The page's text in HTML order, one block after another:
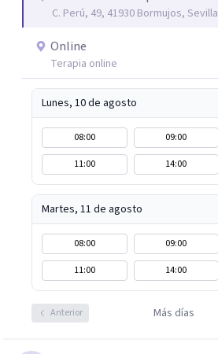
C. Perú, 49, 41930 Bormujos, Sevilla
Online
Terapia online
Lunes, 10 de agosto
08:00 09:00
11:00
14:00
Martes, 11 de agosto
08:00 09:00
11:00
14:00
Anterior Más días